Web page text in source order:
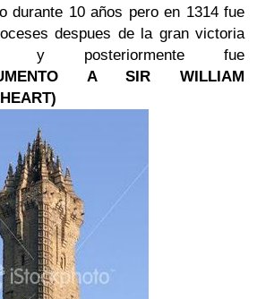
durante 10 años pero en 1314 fue
despues de la gran victoria
y posteriormente fue
A SIR WILLIAM